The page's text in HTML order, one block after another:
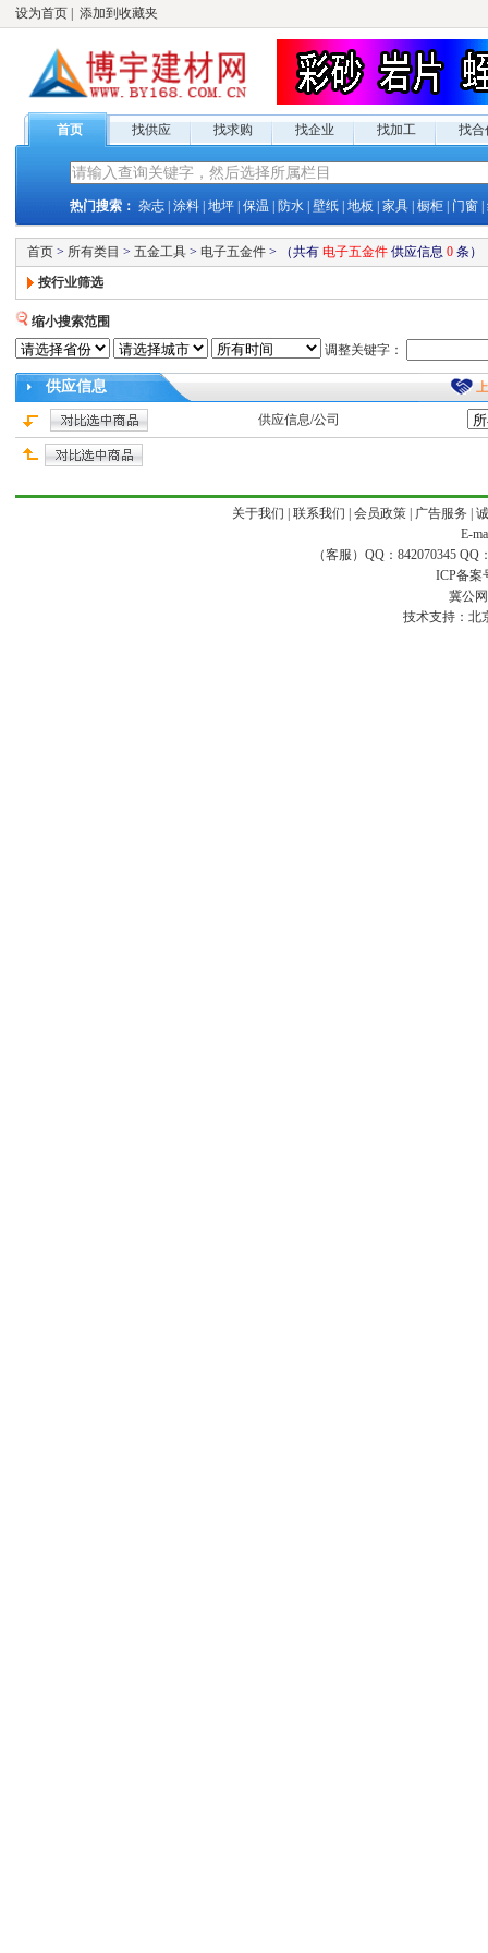
设为首页 添加到收藏夹
首页 找供应 找求购 找企业 找加工 找合
热门搜索： 杂志 涂料 地坪 保温 防水 壁纸 地板 家具 橱柜 门窗
首页 > 所有类目 > 五金工具 > 电子五金件 > （共有 电子五金件 供应信息 0 条）
按行业筛选
缩小搜索范围
调整关键字：
供应信息
供应信息/公司
关于我们 联系我们 会员政策| 广告服务
E-
（客服）QQ：842070345 QQ
ICP备案
冀公
技术支持： 北